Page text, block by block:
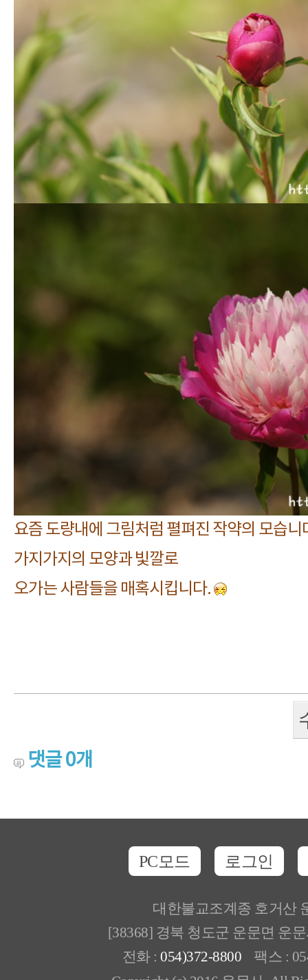
요즘 도량내에 그림처럼 펼펴진 작약의 모습니
가지가지의 모양과 빛깔로
오가는 사람들을 매혹시킵니다.
댓글0개
PC모드 로그인
대한불교조계종 호거산
[38368] 경북 청도군 운문면 운
전화 : 054)372-8800 팩스 :